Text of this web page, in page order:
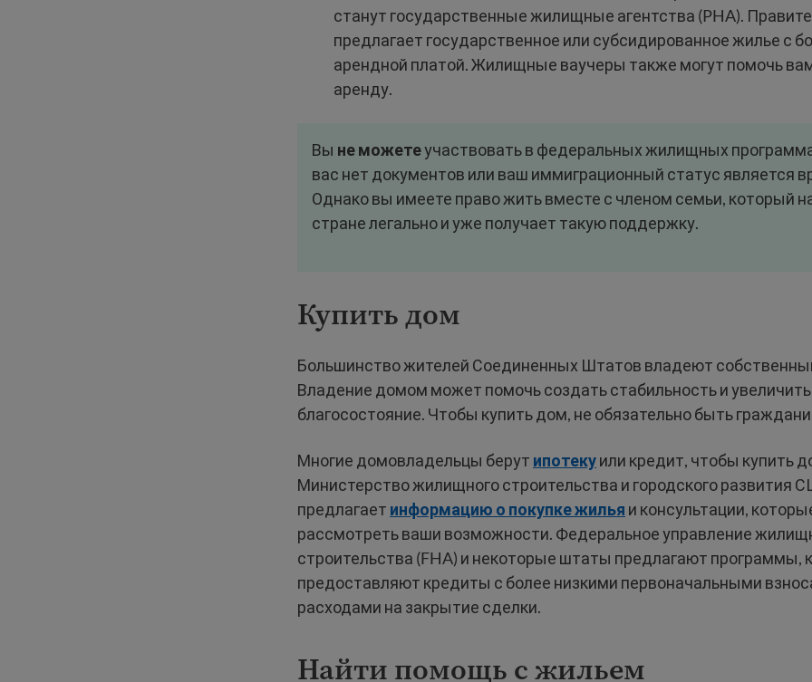
станут государственные жилищные агентства (PHA).
предлагает государственное или субсидированное жилье с
арендной платой. Жилищные ваучеры также могут помочь
аренду.
Вы не можетеучаствовать в федеральных жилищных
вас нет документов или ваш иммиграционный статус является
Однако вы имеете право жить вместе с членом семьи, который
стране легально и уже получает такую поддержку.
Купить дом
Большинство жителей Соединенных Штатов владеют
Владение домом может помочь создать стабильность и увеличить
благосостояние. Чтобы купить дом, не обязательно быть
Многие домовладельцы берут ипотекуили кредит, чтобы купить
Министерство жилищного строительства и городского развития
предлагает информацию о покупке жилья и консультации,
рассмотреть ваши возможности. Федеральное управление
строительства (FHA) и некоторые штаты предлагают программы,
предоставляют кредиты с более низкими первоначальными
расходами на закрытие сделки.
Найти помощь с жильем